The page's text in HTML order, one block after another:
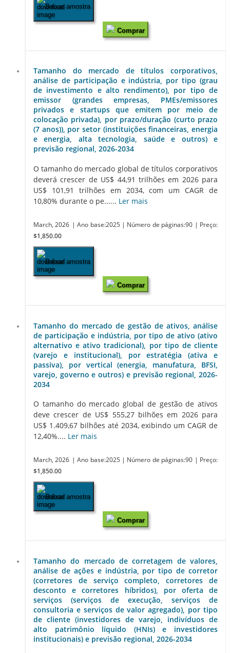
Baixar amostra
Comprar
Tamanho do mercado de títulos corporativos,
análise de participação e indústria, por tipo (grau
de investimento e alto rendimento), por tipo de
emissor (grandes empresas, PMEs/emissores
privados e startups que emitem por meio de
colocação privada), por prazo/duração (curto prazo
(7 anos)), por setor (instituições financeiras, energia
e energia, alta tecnologia, saúde e outros) e
previsão regional, 2026-2034
O tamanho do mercado global de títulos corporativos
deverá crescer de US$ 44,91 trilhões em 2026 para
US$ 101,91 trilhões em 2034, com um CAGR de
10,80% durante o pe...... Ler mais
March, 2026 | Ano base:2025 | Número de páginas:90 | Preço:
$1,850.00
Baixar amostra
Comprar
Tamanho do mercado de gestão de ativos, análise
de participação e indústria, por tipo de ativo (ativo
alternativo e ativo tradicional), por tipo de cliente
(varejo e institucional), por estratégia (ativa e
passiva), por vertical (energia, manufatura, BFSI,
varejo, governo e outros) e previsão regional, 2026-
2034
O tamanho do mercado global de gestão de ativos
deve crescer de US$ 555,27 bilhões em 2026 para
US$ 1.409,67 bilhões até 2034, exibindo um CAGR de
12,40%.... Ler mais
March, 2026 | Ano base:2025 | Número de páginas:90 | Preço:
$1,850.00
Baixar amostra
Comprar
Tamanho do mercado de corretagem de valores,
análise de ações e indústria, por tipo de corretor
(corretores de serviço completo, corretores de
desconto e corretores híbridos), por oferta de
serviços (serviços de execução, serviços de
consultoria e serviços de valor agregado), por tipo
de cliente (investidores de varejo, indivíduos de
alto patrimônio líquido (HNIs) e investidores
institucionais) e previsão regional, 2026-2034